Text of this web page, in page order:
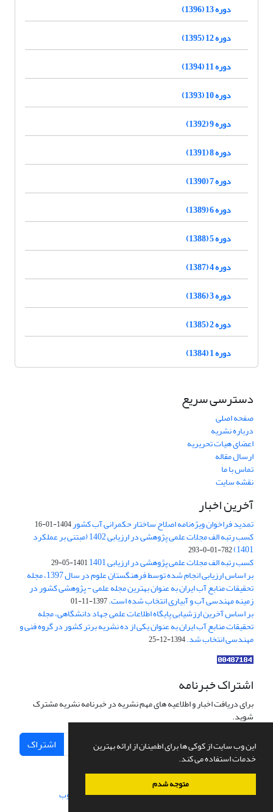
این وب سایت از کوکی ها برای اطمینان از ارائه بهترین
خدمات استفاده می کند.
متوجه شدم
دوره 13 (1396)
دوره 12 (1395)
دوره 11 (1394)
دوره 10 (1393)
دوره 9 (1392)
دوره 8 (1391)
دوره 7 (1390)
دوره 6 (1389)
دوره 5 (1388)
دوره 4 (1387)
دوره 3 (1386)
دوره 2 (1385)
دوره 1 (1384)
دسترسی سریع
صفحه اصلی
درباره نشریه
اعضای هیات تحریریه
ارسال مقاله
تماس با ما
نقشه سایت
آخرین اخبار
تمدید فراخوان ویژه‌نامه اصلاح ساختار حکمرانی آب کشور1404-01-16
کسب رتبه الف مجلات علمی پژوهشی در ارزیابی 1402 (مبتنی بر عملکرد
1401)
782-01-0-293
کسب رتبه الف مجلات علمی پژوهشی در ارزیابی 1401 1401-05-29
بر اساس ارزیابی انجام شده توسط فرهنگستان علوم در سال 1397، مجله
تحقیقات منابع آب ایران به عنوان بهترین مجله علمی - پژوهشی کشور در
زمینه مهندسی آب و آبیاری انتخاب شده است.1397-11-01
بر اساس آخرین ارزشیابی پایگاه اطلاعات علمی جهاد دانشگاهی، مجله
تحقیقات منابع آب ایران به عنوان یکی از ده نشریه برتر کشور در گروه فنی و
مهندسی انتخاب شد.1394-12-25
اشتراک خبرنامه
برای دریافت اخبار و اطلاعیه های مهم نشریه در خبرنامه نشریه مشترک
شوید.
اشتراک
سامانه مدیریت نشریات علمی.طراحی و پیاده سازی از سیناوب